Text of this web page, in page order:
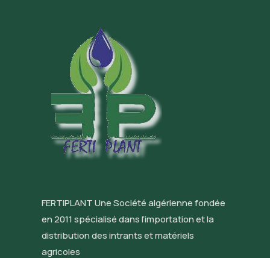
FERTIPLANT Une Société algérienne fondée
en 2011 spécialisé dans l’importation et la
distribution des intrants et matériels
agricoles